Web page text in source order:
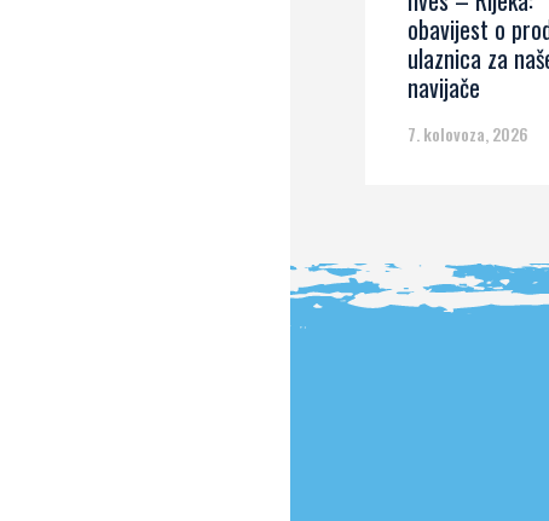
obavijest o
ulaznica za
navijače
7. kolovoza, 2026